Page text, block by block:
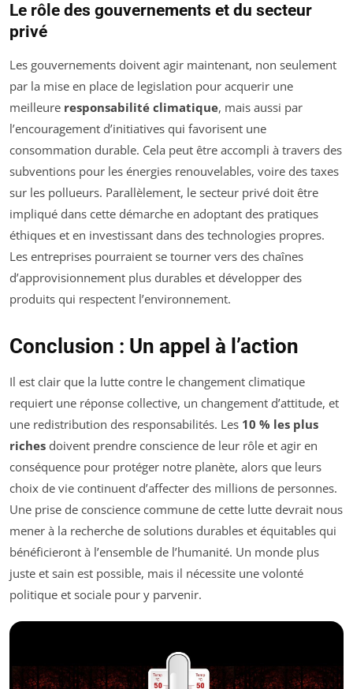
Le rôle des gouvernements et du secteur
privé
Les gouvernements doivent agir maintenant, non seulement
par la mise en place de legislation pour acquerir une
meilleure responsabilité climatique, mais aussi par
l’encouragement d’initiatives qui favorisent une
consommation durable. Cela peut être accompli à travers des
subventions pour les énergies renouvelables, voire des taxes
sur les pollueurs. Parallèlement, le secteur privé doit être
impliqué dans cette démarche en adoptant des pratiques
éthiques et en investissant dans des technologies propres.
Les entreprises pourraient se tourner vers des chaînes
d’approvisionnement plus durables et développer des
produits qui respectent l’environnement.
Conclusion : Un appel à l’action
Il est clair que la lutte contre le changement climatique
requiert une réponse collective, un changement d’attitude, et
une redistribution des responsabilités. Les 10 % les plus
riches doivent prendre conscience de leur rôle et agir en
conséquence pour protéger notre planète, alors que leurs
choix de vie continuent d’affecter des millions de personnes.
Une prise de conscience commune de cette lutte devrait nous
mener à la recherche de solutions durables et équitables qui
bénéficieront à l’ensemble de l’humanité. Un monde plus
juste et sain est possible, mais il nécessite une volonté
politique et sociale pour y parvenir.